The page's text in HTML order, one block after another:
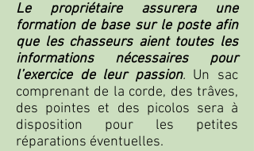
Le propriétaire assurera une
formation de base sur le poste afin
que les chasseurs aient toutes les
informations nécessaires pour
l’exercice de leur passion. Un sac
comprenant de la corde, des trâves,
des pointes et des picolos sera à
disposition pour les petites
réparations éventuelles.